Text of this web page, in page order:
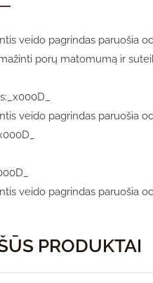
veido pagrindas paruošia
porų matomumą ir
veido pagrindas paruošia
veido pagrindas paruošia
PRODUKTAI